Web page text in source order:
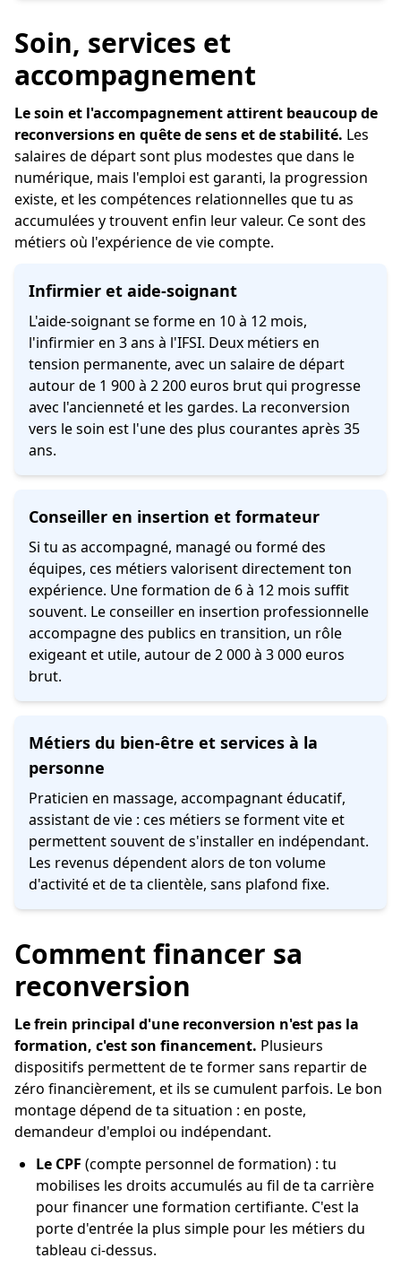
Soin, services et
accompagnement
Le soin et l'accompagnement attirent beaucoup de
reconversions en quête de sens et de stabilité. Les
salaires de départ sont plus modestes que dans le
numérique, mais l'emploi est garanti, la progression
existe, et les compétences relationnelles que tu as
accumulées y trouvent enfin leur valeur. Ce sont des
métiers où l'expérience de vie compte.
Infirmier et aide-soignant
L'aide-soignant se forme en 10 à 12 mois,
l'infirmier en 3 ans à l'IFSI. Deux métiers en
tension permanente, avec un salaire de départ
autour de 1 900 à 2 200 euros brut qui progresse
avec l'ancienneté et les gardes. La reconversion
vers le soin est l'une des plus courantes après 35
ans.
Conseiller en insertion et formateur
Si tu as accompagné, managé ou formé des
équipes, ces métiers valorisent directement ton
expérience. Une formation de 6 à 12 mois suffit
souvent. Le conseiller en insertion professionnelle
accompagne des publics en transition, un rôle
exigeant et utile, autour de 2 000 à 3 000 euros
brut.
Métiers du bien-être et services à la
personne
Praticien en massage, accompagnant éducatif,
assistant de vie : ces métiers se forment vite et
permettent souvent de s'installer en indépendant.
Les revenus dépendent alors de ton volume
d'activité et de ta clientèle, sans plafond fixe.
Comment financer sa
reconversion
Le frein principal d'une reconversion n'est pas la
formation, c'est son financement. Plusieurs
dispositifs permettent de te former sans repartir de
zéro financièrement, et ils se cumulent parfois. Le bon
montage dépend de ta situation : en poste,
demandeur d'emploi ou indépendant.
Le CPF (compte personnel de formation) : tu
mobilises les droits accumulés au fil de ta carrière
pour financer une formation certifiante. C'est la
porte d'entrée la plus simple pour les métiers du
tableau ci-dessus.